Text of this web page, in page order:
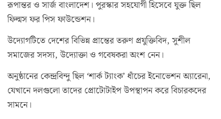
রূপান্তর ও সার্জ বাংলাদেশ। পুরস্কার সহযোগী হিসেবে যুক্ত ছিল
ফিল্মস ফর পিস ফাউন্ডেশন।
উদ্যোগটিতে দেশের বিভিন্ন প্রান্তের তরুণ প্রযুক্তিবিদ, সুশীল
সমাজের সদস্য, উদ্যোক্তা ও গবেষকরা অংশ নেন।
অনুষ্ঠানের কেন্দ্রবিন্দু ছিল ‘শার্ক ট্যাংক’ ধাঁচের ইনোভেশন অ্যারেনা,
যেখানে দলগুলো তাদের প্রোটোটাইপ উপস্থাপন করে বিচারকদের
সামনে।